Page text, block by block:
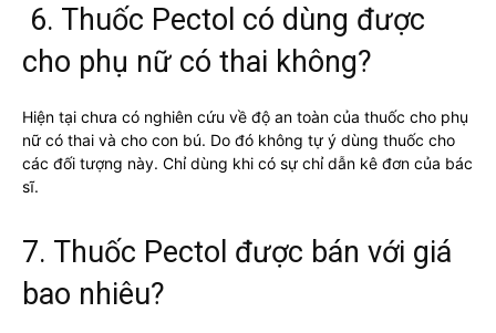
6. Thuốc Pectol có dùng được
cho phụ nữ có thai không?
Hiện tại chưa có nghiên cứu về độ an toàn của thuốc cho phụ
nữ có thai và cho con bú. Do đó không tự ý dùng thuốc cho
các đối tượng này. Chỉ dùng khi có sự chỉ dẫn kê đơn của bác
sĩ.
7. Thuốc Pectol được bán với giá
bao nhiêu?